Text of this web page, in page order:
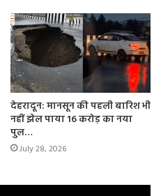
देहरादून: मानसून की पहली बारिश भी
नहीं झेल पाया 16 करोड़ का नया
पुल…
July 28, 2026